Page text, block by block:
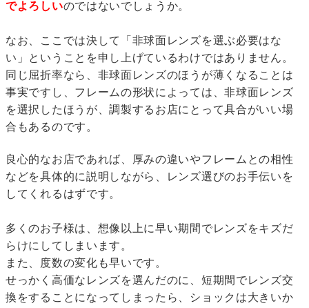
でよろしいのではないでしょうか。
なお、ここでは決して「非球面レンズを選ぶ必要はな
い」ということを申し上げているわけではありません。
同じ屈折率なら、非球面レンズのほうが薄くなることは
事実ですし、フレームの形状によっては、非球面レンズ
を選択したほうが、調製するお店にとって具合がいい場
合もあるのです。
良心的なお店であれば、厚みの違いやフレームとの相性
などを具体的に説明しながら、レンズ選びのお手伝いを
してくれるはずです。
多くのお子様は、想像以上に早い期間でレンズをキズだ
らけにしてしまいます。
また、度数の変化も早いです。
せっかく高価なレンズを選んだのに、短期間でレンズ交
換をすることになってしまったら、ショックは大きいか